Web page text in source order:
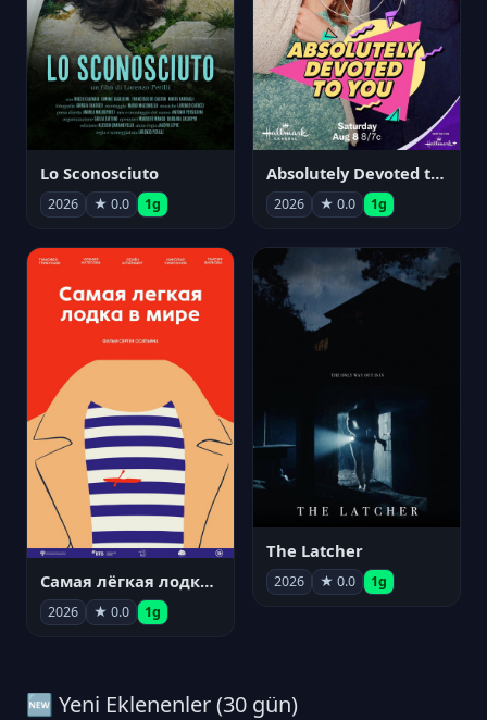
Lo Sconosciuto
2026 ★ 0.0 1g
Absolutely Devoted to You
2026 ★ 0.0 1g
Самая лёгкая лодка в мире
2026 ★ 0.0 1g
The Latcher
2026 ★ 0.0 1g
🆕 Yeni Eklenenler (30 gün)